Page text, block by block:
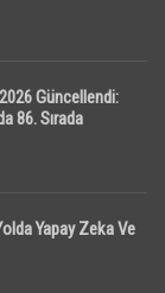
Güncellendi:
86. Sırada
Yapay Zeka Ve